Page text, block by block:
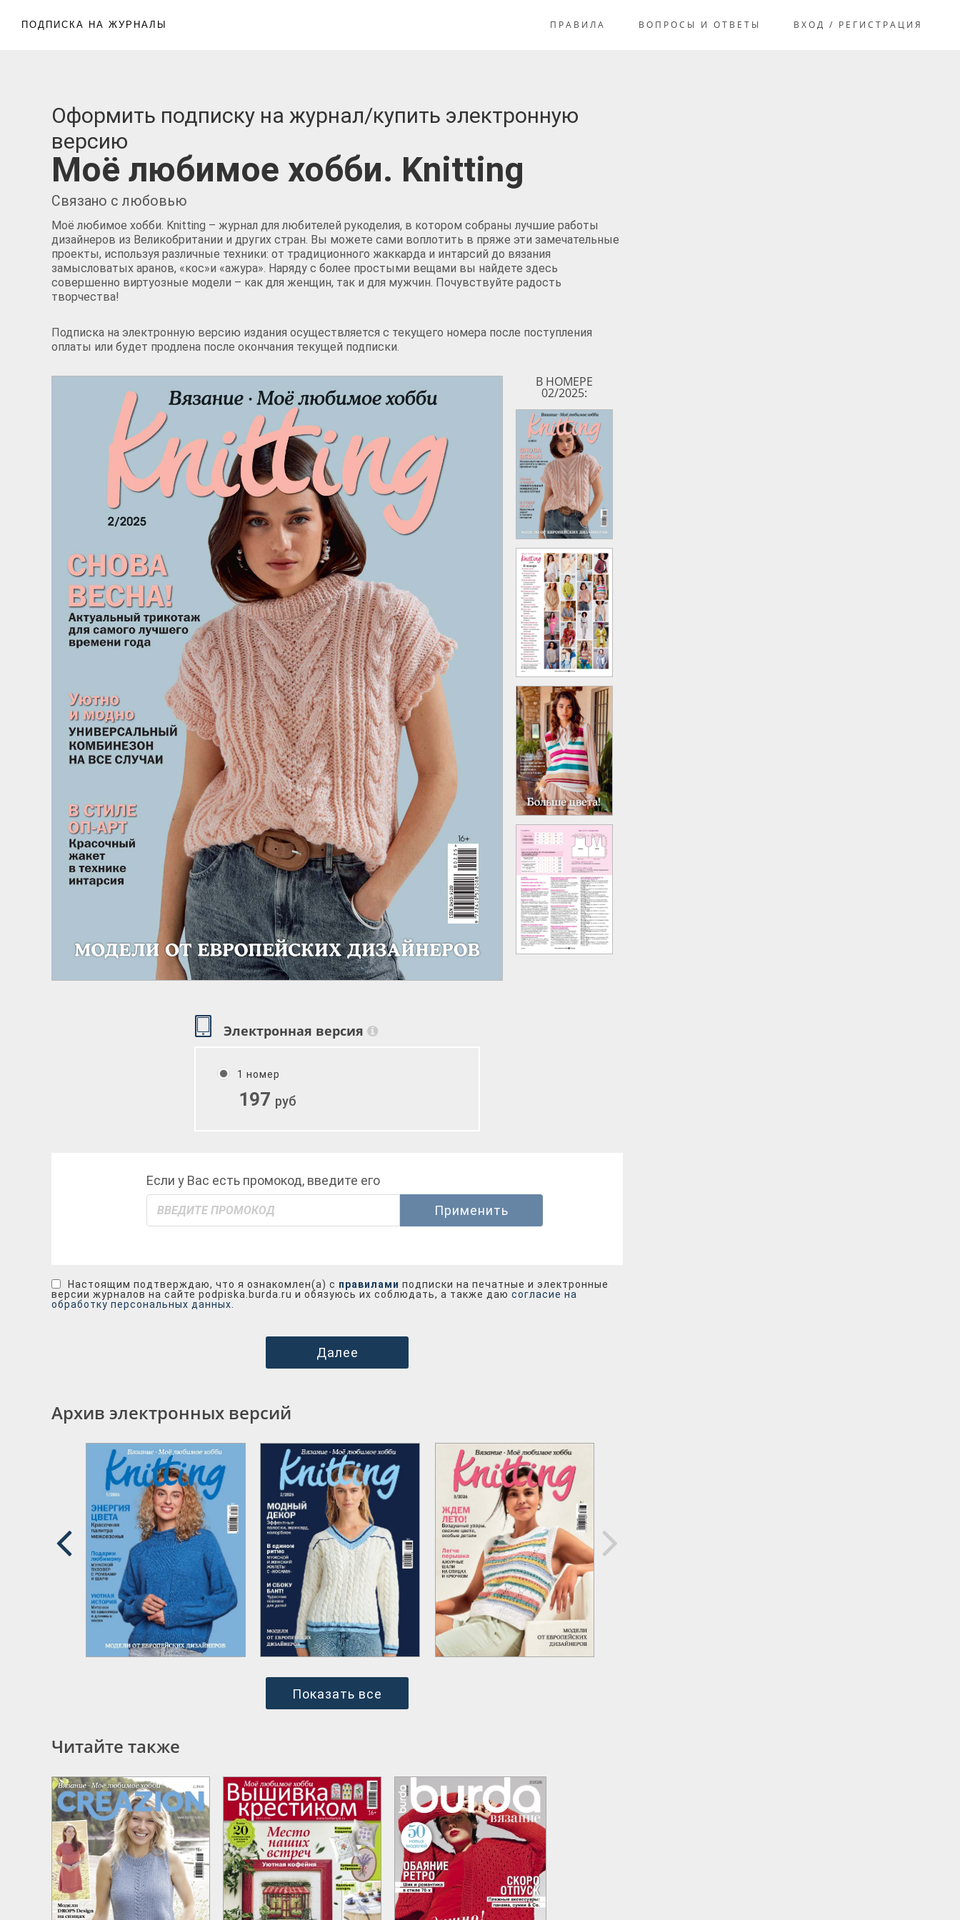
ПОДПИСКА НА ЖУРНАЛЫ ПРАВИЛА ВОПРОСЫ И ОТВЕТЫ ВХОД / РЕГИСТРАЦИЯ
Оформить подписку на журнал/купить электронную
версию
Моё любимое хобби. Knitting
Связано с любовью
Моё любимое хобби. Knitting – журнал для любителей рукоделия, в котором собраны лучшие работы
дизайнеров из Великобритании и других стран. Вы можете сами воплотить в пряже эти замечательные
проекты, используя различные техники: от традиционного жаккарда и интарсий до вязания
замысловатых аранов, «кос»и «ажура». Наряду с более простыми вещами вы найдете здесь
совершенно виртуозные модели – как для женщин, так и для мужчин. Почувствуйте радость
творчества!
Подписка на электронную версию издания осуществляется с текущего номера после поступления
оплаты или будет продлена после окончания текущей подписки.
В НОМЕРЕ
02/2025:
Электронная версия
1 номер
197 руб
Если у Вас есть промокод, введите его
Применить
Настоящим подтверждаю, что я ознакомлен(а) с правилами подписки на печатные и электронные
версии журналов на сайте podpiska.burda.ru и обязуюсь их соблюдать, а также даю согласие на
обработку персональных данных.
Далее
Архив электронных версий
Показать все
Читайте также